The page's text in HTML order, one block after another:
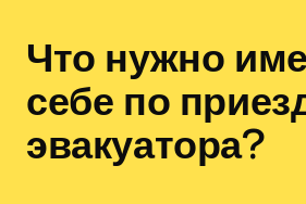
Что нужно
себе по
эвакуатора?